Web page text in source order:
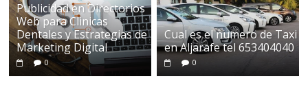
Publicidad en Directorios
Web para Clinicas
Dentales y Estrategias de
Marketing Digital
0
Cual es el numero de Taxi
en Aljarafe tel 653404040
0